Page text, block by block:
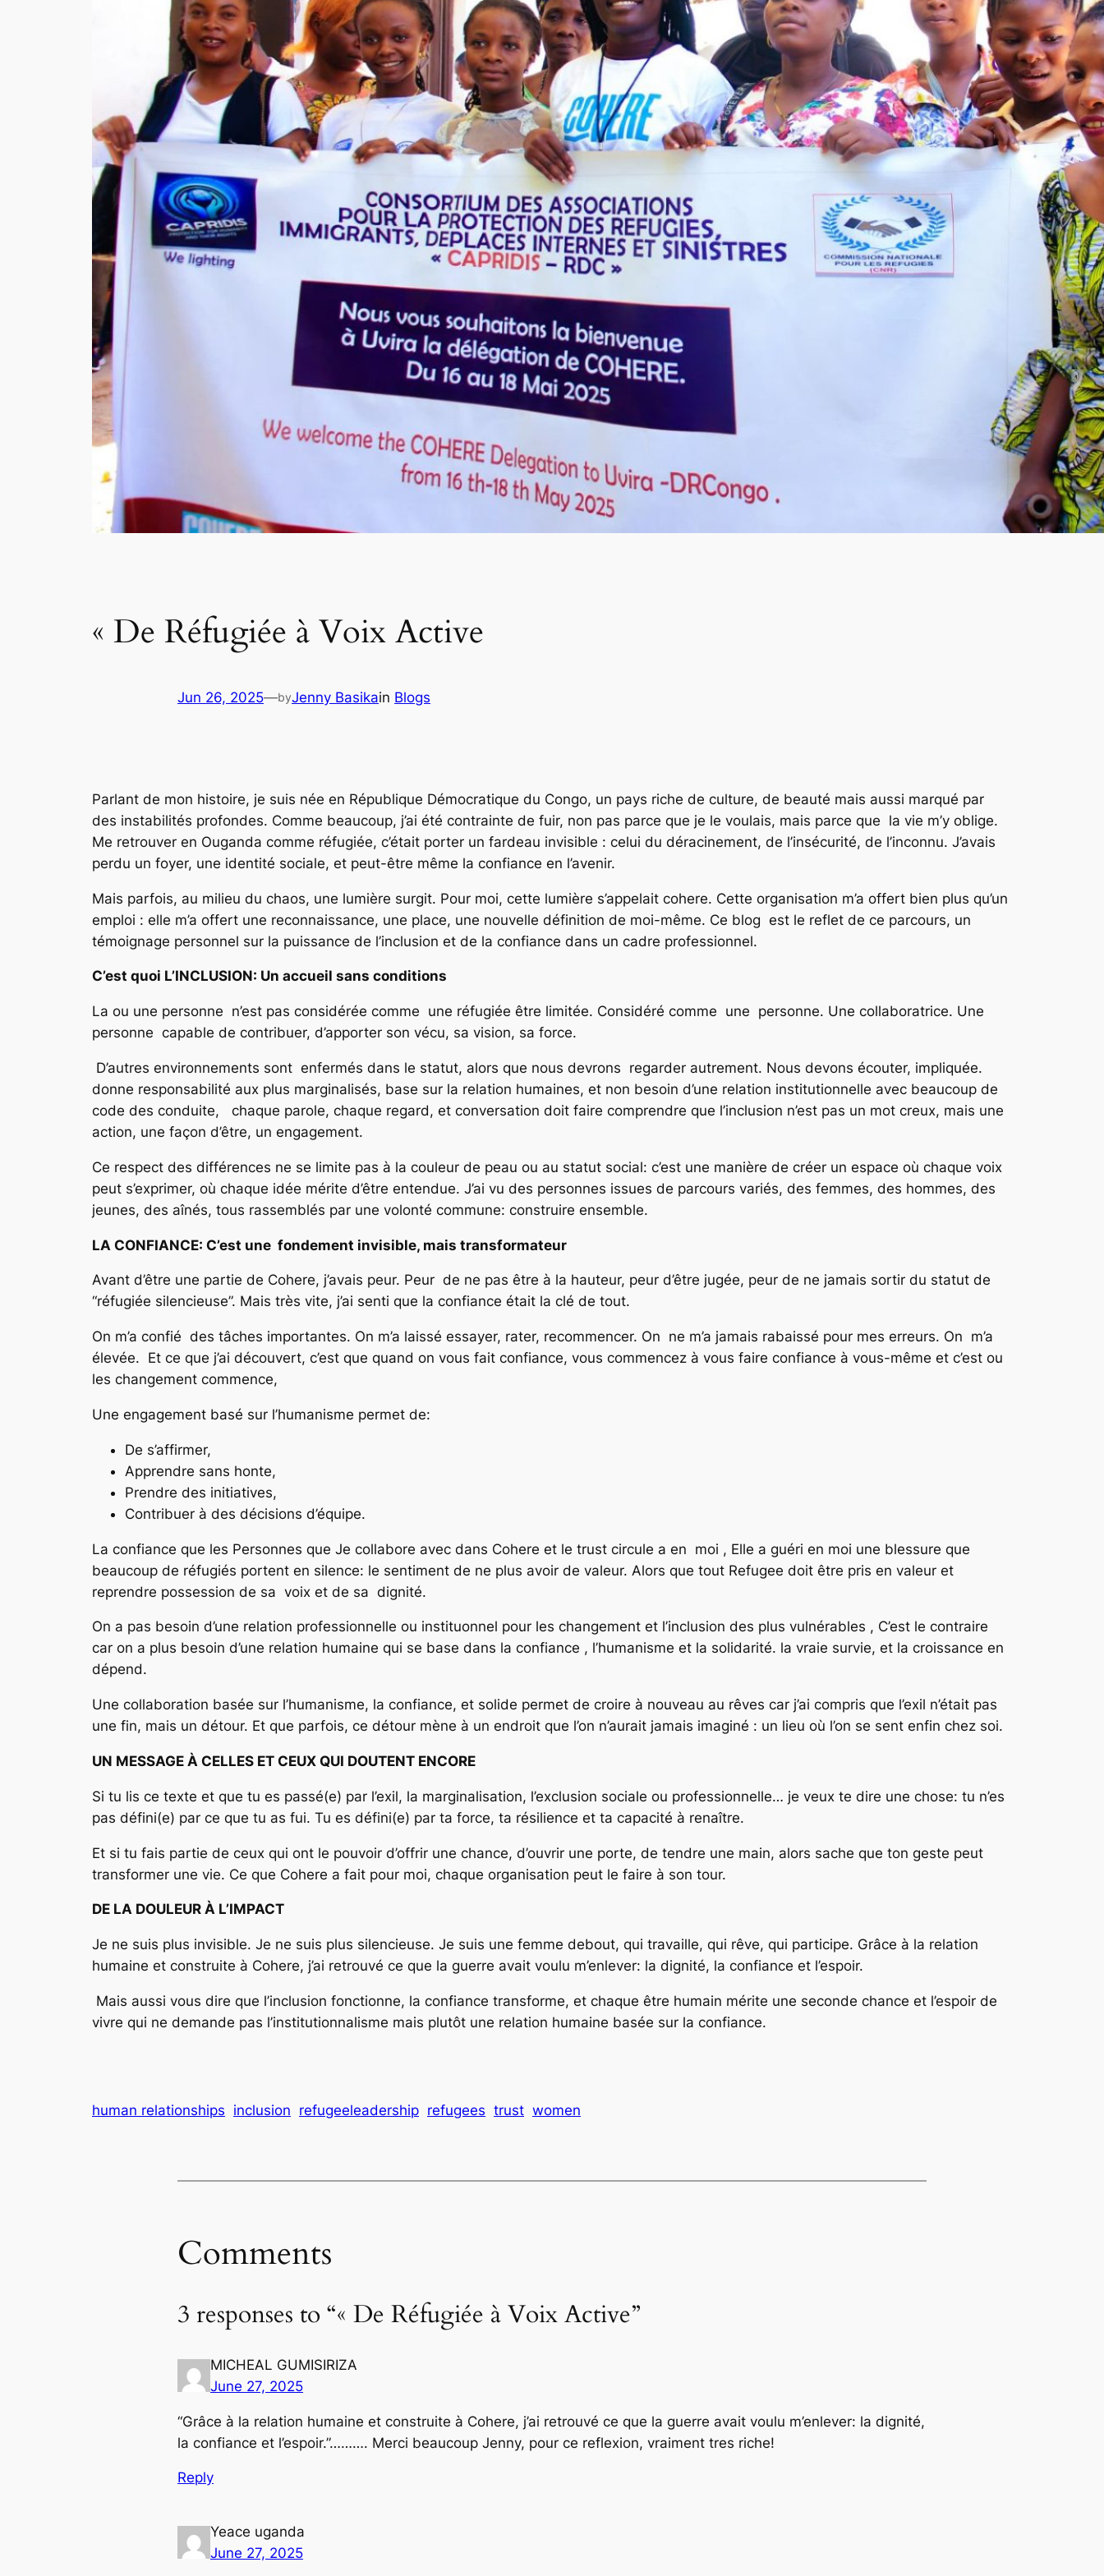
« De Réfugiée à Voix Active
Jun 26, 2025—byJenny Basikain Blogs
Parlant de mon histoire, je suis née en République Démocratique du Congo, un pays riche de culture, de beauté mais aussi marqué par
des instabilités profondes. Comme beaucoup, j’ai été contrainte de fuir, non pas parce que je le voulais, mais parce que la vie m’y oblige.
Me retrouver en Ouganda comme réfugiée, c’était porter un fardeau invisible : celui du déracinement, de l’insécurité, de l’inconnu. J’avais
perdu un foyer, une identité sociale, et peut-être même la confiance en l’avenir.
Mais parfois, au milieu du chaos, une lumière surgit. Pour moi, cette lumière s’appelait cohere. Cette organisation m’a offert bien plus qu’un
emploi : elle m’a offert une reconnaissance, une place, une nouvelle définition de moi-même. Ce blog est le reflet de ce parcours, un
témoignage personnel sur la puissance de l’inclusion et de la confiance dans un cadre professionnel.
C’est quoi L’INCLUSION: Un accueil sans conditions
La ou une personne n’est pas considérée comme une réfugiée être limitée. Considéré comme une personne. Une collaboratrice. Une
personne capable de contribuer, d’apporter son vécu, sa vision, sa force.
D’autres environnements sont enfermés dans le statut, alors que nous devrons regarder autrement. Nous devons écouter, impliquée.
donne responsabilité aux plus marginalisés, base sur la relation humaines, et non besoin d’une relation institutionnelle avec beaucoup de
code des conduite, chaque parole, chaque regard, et conversation doit faire comprendre que l’inclusion n’est pas un mot creux, mais une
action, une façon d’être, un engagement.
Ce respect des différences ne se limite pas à la couleur de peau ou au statut social: c’est une manière de créer un espace où chaque voix
peut s’exprimer, où chaque idée mérite d’être entendue. J’ai vu des personnes issues de parcours variés, des femmes, des hommes, des
jeunes, des aînés, tous rassemblés par une volonté commune: construire ensemble.
LA CONFIANCE: C’est une fondement invisible, mais transformateur
Avant d’être une partie de Cohere, j’avais peur. Peur de ne pas être à la hauteur, peur d’être jugée, peur de ne jamais sortir du statut de
“réfugiée silencieuse”. Mais très vite, j’ai senti que la confiance était la clé de tout.
On m’a confié des tâches importantes. On m’a laissé essayer, rater, recommencer. On ne m’a jamais rabaissé pour mes erreurs. On m’a
élevée. Et ce que j’ai découvert, c’est que quand on vous fait confiance, vous commencez à vous faire confiance à vous-même et c’est ou
les changement commence,
Une engagement basé sur l’humanisme permet de:
De s’affirmer,
Apprendre sans honte,
Prendre des initiatives,
Contribuer à des décisions d’équipe.
La confiance que les Personnes que Je collabore avec dans Cohere et le trust circule a en moi , Elle a guéri en moi une blessure que
beaucoup de réfugiés portent en silence: le sentiment de ne plus avoir de valeur. Alors que tout Refugee doit être pris en valeur et
reprendre possession de sa voix et de sa dignité.
On a pas besoin d’une relation professionnelle ou instituonnel pour les changement et l’inclusion des plus vulnérables , C’est le contraire
car on a plus besoin d’une relation humaine qui se base dans la confiance , l’humanisme et la solidarité. la vraie survie, et la croissance en
dépend.
Une collaboration basée sur l’humanisme, la confiance, et solide permet de croire à nouveau au rêves car j’ai compris que l’exil n’était pas
une fin, mais un détour. Et que parfois, ce détour mène à un endroit que l’on n’aurait jamais imaginé : un lieu où l’on se sent enfin chez soi.
UN MESSAGE À CELLES ET CEUX QUI DOUTENT ENCORE
Si tu lis ce texte et que tu es passé(e) par l’exil, la marginalisation, l’exclusion sociale ou professionnelle… je veux te dire une chose: tu n’es
pas défini(e) par ce que tu as fui. Tu es défini(e) par ta force, ta résilience et ta capacité à renaître.
Et si tu fais partie de ceux qui ont le pouvoir d’offrir une chance, d’ouvrir une porte, de tendre une main, alors sache que ton geste peut
transformer une vie. Ce que Cohere a fait pour moi, chaque organisation peut le faire à son tour.
DE LA DOULEUR À L’IMPACT
Je ne suis plus invisible. Je ne suis plus silencieuse. Je suis une femme debout, qui travaille, qui rêve, qui participe. Grâce à la relation
humaine et construite à Cohere, j’ai retrouvé ce que la guerre avait voulu m’enlever: la dignité, la confiance et l’espoir.
Mais aussi vous dire que l’inclusion fonctionne, la confiance transforme, et chaque être humain mérite une seconde chance et l’espoir de
vivre qui ne demande pas l’institutionnalisme mais plutôt une relation humaine basée sur la confiance.
human relationships inclusion refugeeleadership refugees trust women
Comments
3 responses to “« De Réfugiée à Voix Active”
MICHEAL GUMISIRIZA
June 27, 2025
“Grâce à la relation humaine et construite à Cohere, j’ai retrouvé ce que la guerre avait voulu m’enlever: la dignité,
la confiance et l’espoir.”………. Merci beaucoup Jenny, pour ce reflexion, vraiment tres riche!
Reply
Yeace uganda
June 27, 2025